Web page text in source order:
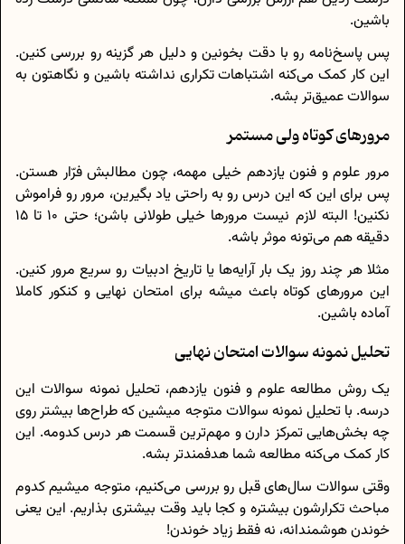
باشین.
پس پاسخ‌نامه رو با دقت بخونین و دلیل هر گزینه رو بررسی کنین.
این کار کمک می‌کنه اشتباهات تکراری نداشته باشین و نگاهتون به
سوالات عمیق‌تر بشه.
مرورهای کوتاه ولی مستمر
مرور علوم و فنون یازدهم خیلی مهمه، چون مطالبش فرّار هستن.
پس برای این که این درس رو به راحتی یاد بگیرین، مرور رو فراموش
نکنین! البته لازم نیست مرورها خیلی طولانی باشن؛ حتی 10 تا 15
دقیقه هم می‌تونه موثر باشه.
مثلا هر چند روز یک بار آرایه‌ها یا تاریخ ادبیات رو سریع مرور کنین.
این مرورهای کوتاه باعث میشه برای امتحان نهایی و کنکور کاملا
آماده باشین.
تحلیل نمونه سوالات امتحان نهایی
یک روش مطالعه علوم و فنون یازدهم، تحلیل نمونه سوالات این
درسه. با تحلیل نمونه سوالات متوجه میشین که طراح‌ها بیشتر روی
چه بخش‌هایی تمرکز دارن و مهم‌ترین قسمت هر درس کدومه. این
کار کمک می‌کنه مطالعه‌ شما هدفمندتر بشه.
وقتی سوالات سال‌های قبل رو بررسی می‌کنیم، متوجه میشیم کدوم
مباحث تکرارشون بیشتره و کجا باید وقت بیشتری بذاریم. این یعنی
خوندن هوشمندانه، نه فقط زیاد خوندن!